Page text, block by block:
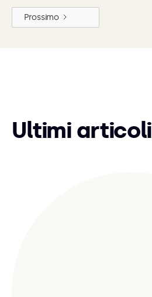
Prossimo
Ultimi articoli